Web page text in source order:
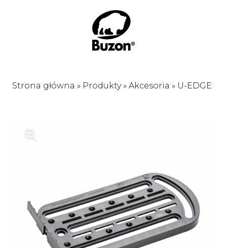
Strona główna » Produkty» Akcesoria » U-EDGE